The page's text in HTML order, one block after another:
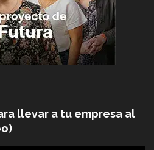
llevar a tu empresa al